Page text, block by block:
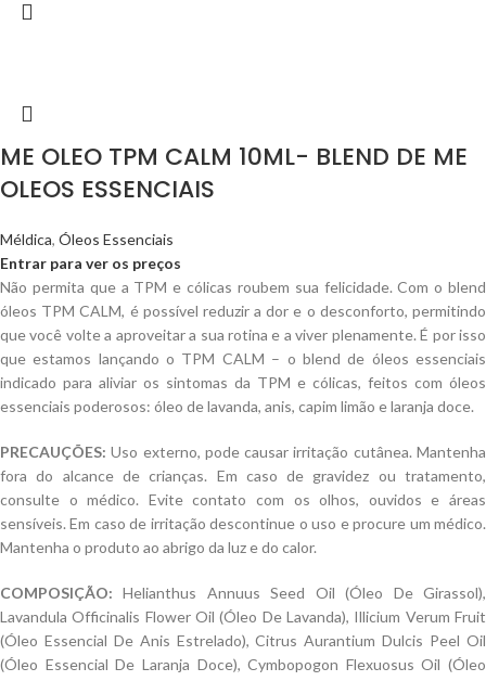
ME OLEO TPM CALM 10ML- BLEND DE ME
OLEOS ESSENCIAIS
Méldica, Óleos Essenciais
Entrar para ver os preços
Não permita que a TPM e cólicas roubem sua felicidade. Com o blend
óleos TPM CALM, é possível reduzir a dor e o desconforto, permitindo
que você volte a aproveitar a sua rotina e a viver plenamente. É por isso
que estamos lançando o TPM CALM – o blend de óleos essenciais
indicado para aliviar os sintomas da TPM e cólicas, feitos com óleos
essenciais poderosos: óleo de lavanda, anis, capim limão e laranja doce.
PRECAUÇÕES: Uso externo, pode causar irritação cutânea. Mantenha
fora do alcance de crianças. Em caso de gravidez ou tratamento,
consulte o médico. Evite contato com os olhos, ouvidos e áreas
sensíveis. Em caso de irritação descontinue o uso e procure um médico.
Mantenha o produto ao abrigo da luz e do calor.
COMPOSIÇÃO: Helianthus Annuus Seed Oil (Óleo De Girassol),
Lavandula Officinalis Flower Oil (Óleo De Lavanda), Illicium Verum Fruit
(Óleo Essencial De Anis Estrelado), Citrus Aurantium Dulcis Peel Oil
(Óleo Essencial De Laranja Doce), Cymbopogon Flexuosus Oil (Óleo